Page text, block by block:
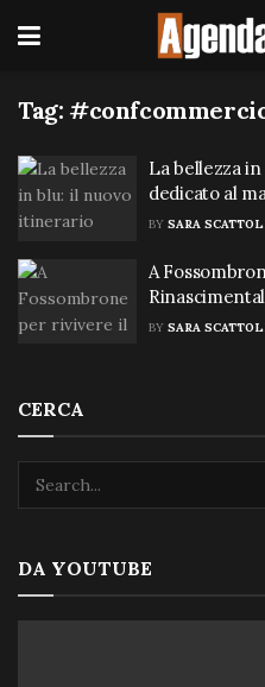
Tag:
La bellezza
dedicato al
BY SARA
A
BY SARA
CERCA
DA YOUTUBE